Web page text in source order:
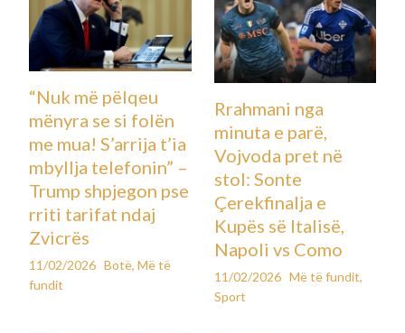
“Nuk më pëlqeu
mënyra se si folën
me mua! S’arrija t’ia
mbyllja telefonin” –
Trump shpjegon pse
rriti tarifat ndaj
Zvicrës
11/02/2026 Botë,Më të
fundit
Rrahmani nga
minuta e parë,
Vojvoda pret në
stol: Sonte
Çerekfinalja e
Kupës së Italisë,
Napoli vs Como
11/02/2026 Më të fundit,
Sport